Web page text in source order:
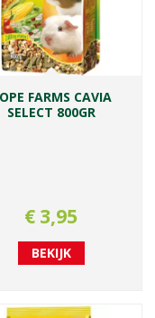
FARMS CAVIA
SELECT 800GR
€ 3,95
BEKIJK